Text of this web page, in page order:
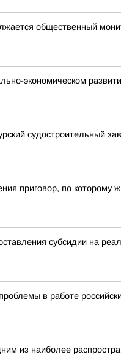
общественный
экономическом
судостроительный
приговор, по которому
субсидии на
в работе
из наиболее